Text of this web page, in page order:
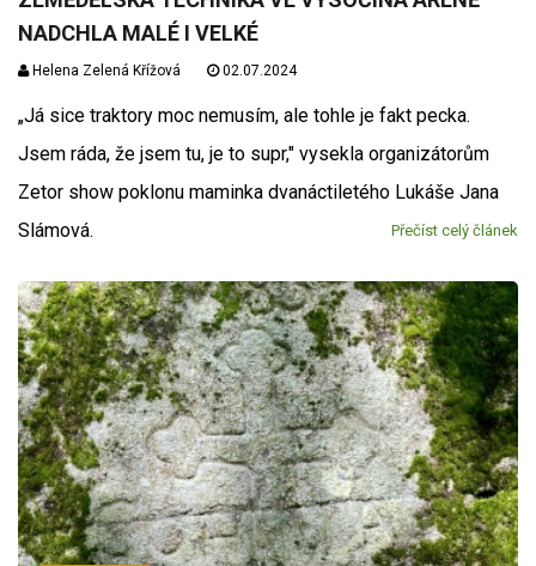
NADCHLA MALÉ I VELKÉ
Helena Zelená Křížová 02.07.2024
„Já sice traktory moc nemusím, ale tohle je fakt pecka.
Jsem ráda, že jsem tu, je to supr," vysekla organizátorům
Zetor show poklonu maminka dvanáctiletého Lukáše Jana
Slámová.
Přečíst celý článek